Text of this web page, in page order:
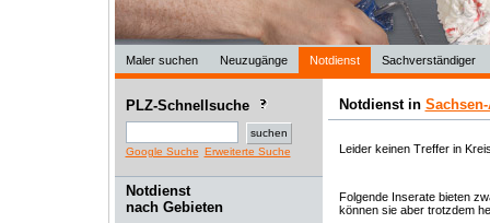
Maler suchen Neuzugänge Notdienst Sachverständiger
PLZ-Schnellsuche
Google Suche Erweiterte Suche
Notdienst
nach Gebieten
Notdienst in
Leider keinen Treffer in
Folgende Inserate bieten
können sie aber trotzdem